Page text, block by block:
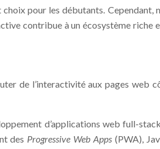
pour les débutants.
contribue à un écosystème
de l’interactivité aux pages web
d’applications web full-
des Progressive Web Apps(PWA),